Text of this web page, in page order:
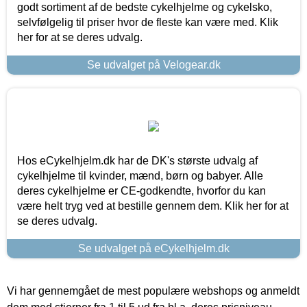
godt sortiment af de bedste cykelhjelme og cykelsko,
selvfølgelig til priser hvor de fleste kan være med. Klik
her for at se deres udvalg.
Se udvalget på Velogear.dk
Hos eCykelhjelm.dk har de DK's største udvalg af
cykelhjelme til kvinder, mænd, børn og babyer. Alle
deres cykelhjelme er CE-godkendte, hvorfor du kan
være helt tryg ved at bestille gennem dem. Klik her for at
se deres udvalg.
Se udvalget på eCykelhjelm.dk
Vi har gennemgået de mest populære webshops og anmeldt